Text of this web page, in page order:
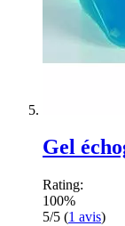
Gel
Rating:
100%
5/5 (1 avis)